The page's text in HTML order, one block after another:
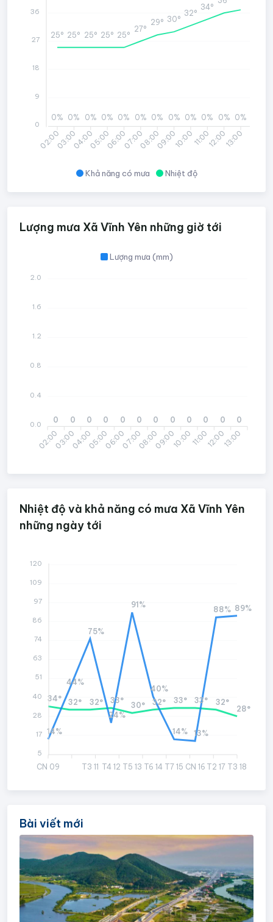
Khả năng có mưa Nhiệt độ
02:0003:0004:0005:0006:0007:0008:0009:0010:0011:0012:0013:00
0% 0% 0% 0% 0% 0% 0% 0% 0% 0% 0% 0%
25° 25° 25° 25° 25°
27°
29° 30°
32°
34°
36
27
18
9
0
Lượng mưa Xã Vĩnh Yên những giờ tới
Lượng mưa (mm)
02:0003:0004:0005:0006:0007:0008:0009:0010:0011:0012:0013:00
0 0 0 0 0 0 0 0 0 0 0 0
2.0
1.6
1.2
0.8
0.4
0.0
Nhiệt độ và khả năng có mưa Xã Vĩnh Yên
những ngày tới
CN 09 T3 11 T4 12 T5 13 T6 14 T7 15 CN 16 T2 17 T3 18
34° 32° 32° 33°
30° 32° 33° 33° 32°
28°
14%
44%
75%
24%
91%
40%
14% 13%
88% 89%
120
109
97
86
74
63
51
40
28
17
5
Bài viết mới